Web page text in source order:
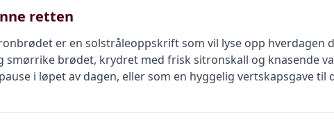
retten
er en solstråleoppskrift som vil lyse opp
smørrike brødet, krydret med frisk sitronskall og knasende
i løpet av dagen, eller som en hyggelig vertskapsgave til